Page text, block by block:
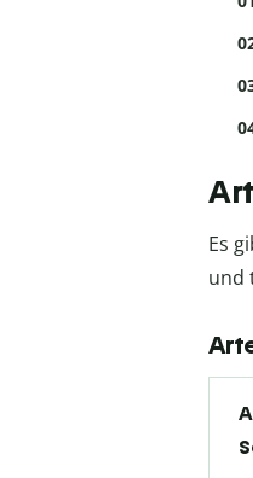
Es
und